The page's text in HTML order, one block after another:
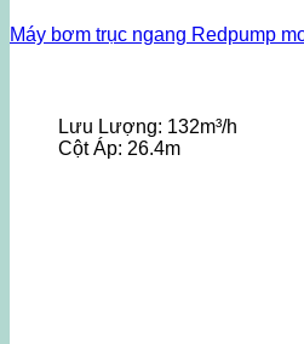
Máy bơm trục ngang Redpump
Lưu Lượng: 132m³/h
Cột Áp: 26.4m